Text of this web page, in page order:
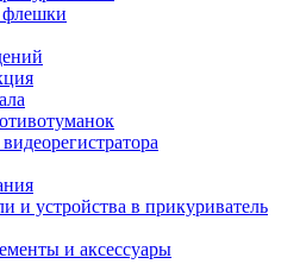
флешки
и устройства в прикуриватель
и аксессуары